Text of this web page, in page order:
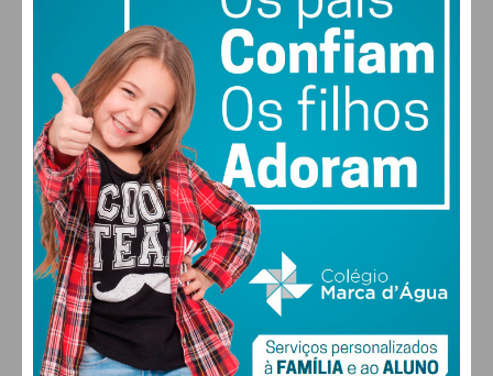
QUI SÁB DOM
FARMACIAS DE SERVIÇO EM PAÇOS DE
FERREIRA